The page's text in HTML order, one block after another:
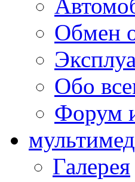
Обмен
Обо
Форум
Галерея